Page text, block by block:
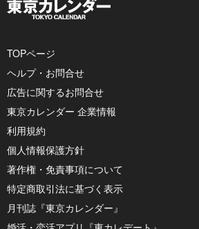
TOPページ
ヘルプ・お問合せ
広告に関するお問合せ
東京カレンダー 企業情報
利用規約
個人情報保護方針
著作権・免責事項について
特定商取引法に基づく表示
月刊誌『東京カレンダー』